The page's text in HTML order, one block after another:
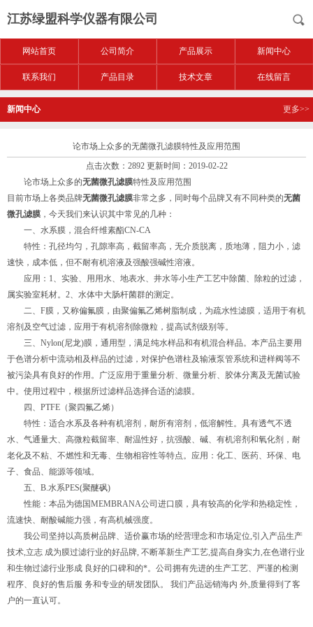
江苏绿盟科学仪器有限公司
网站首页 公司简介 产品展示 新闻中心
联系我们 产品目录 技术文章 在线留言
新闻中心 更多>>
论市场上众多的无菌微孔滤膜特性及应用范围
点击次数：2892 更新时间：2019-02-22
论市场上众多的无菌微孔滤膜特性及应用范围
目前市场上各类品牌无菌微孔滤膜非常之多，同时每个品牌又有不同种类的无菌
微孔滤膜 ，今天我们来认识其中常见的几种：
一、水系膜，混合纤维素酯CN-CA
特性：孔径均匀，孔隙率高，截留率高，无介质脱离，质地薄，阻力小，滤
速快，成本低，但不耐有机溶液及强酸强碱性溶液。
应用：1、实验、用用水、地表水、井水等小生产工艺中除菌、除粒的过滤，
属实验室耗材。2、水体中大肠杆菌群的测定。
二、F膜，又称偏氟膜，由聚偏氟乙烯树脂制成，为疏水性滤膜，适用于有机
溶剂及空气过滤，应用于有机溶剂除微粒，提高试剂级别等。
三、Nylon(尼龙)膜，通用型，满足纯水样品和有机混合样品。本产品主要用
于色谱分析中流动相及样品的过滤，对保护色谱柱及输液泵管系统和进样阀等不
被污染具有良好的作用。广泛应用于重量分析、微量分析、胶体分离及无菌试验
中。使用过程中，根据所过滤样品选择合适的滤膜。
四、PTFE（聚四氟乙烯）
特性：适合水系及各种有机溶剂，耐所有溶剂，低溶解性。具有透气不透
水、气通量大、高微粒截留率、耐温性好，抗强酸、碱、有机溶剂和氧化剂，耐
老化及不粘、不燃性和无毒、生物相容性等特点。应用：化工、医药、环保、电
子、食品、能源等领域。
五、B.水系PES(聚醚砜)
性能：本品为德国MEMBRANA公司进口膜，具有较高的化学和热稳定性，
流速快、耐酸碱能力强，有高机械强度。
我公司坚持以高质树品牌、适价赢市场的经营理念和市场定位,引入产品生产
技术,立志 成为膜过滤行业的好品牌, 不断革新生产工艺,提高自身实力,在色谱行业
和生物过滤行业形成 良好的口碑和的*。公司拥有先进的生产工艺、严谨的检测
程序、良好的售后服 务和专业的研发团队。 我们产品远销海内 外,质量得到了客
户的一直认可。